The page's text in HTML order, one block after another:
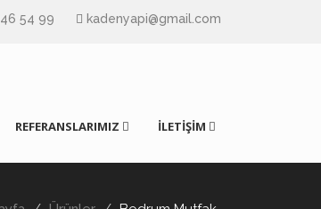
54 99 kadenyapi@gmail.com
REFERANSLARIMIZ İLETİŞİM